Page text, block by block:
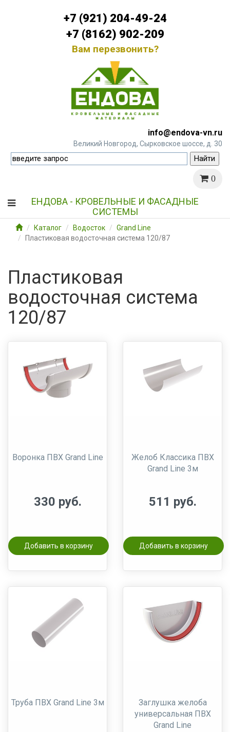
+7 (921) 204-49-24
+7 (8162) 902-209
Вам перезвонить?
info@endova-vn.ru
Великий Новгород, Сырковское шоссе, д. 30
0
ЕНДОВА - КРОВЕЛЬНЫЕ И ФАСАДНЫЕ
СИСТЕМЫ
Каталог Водосток
Grand Line
Пластиковая водосточная система 120/87
Пластиковая
водосточная система
120/87
Воронка ПВХ Grand Line
330 руб.
Добавить в корзину
Желоб Классика ПВХ
Grand Line 3м
511 руб.
Добавить в корзину
Труба ПВХ Grand Line 3м
Заглушка желоба
универсальная ПВХ
Grand Line